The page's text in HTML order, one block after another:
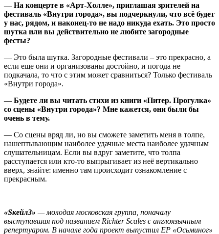
— На концерте в «Арт-Холле», приглашая зрителей на
фестиваль «Внутри города», вы подчеркнули, что всё будет
у нас, рядом, и наконец-то не надо никуда ехать. Это просто
шутка или вы действительно не любите загородные
фесты?
— Это была шутка. Загородные фестивали – это прекрасно, а
если еще они и организованы достойно, и погода не
подкачала, то что с этим может сравниться? Только фестиваль
«Внутри города».
— Будете ли вы читать стихи из книги «Питер. Прогулка»
со сцены «Внутри города»? Мне кажется, они были бы
очень в тему.
— Со сцены вряд ли, но вы сможете заметить меня в толпе,
нашептывающим наиболее удачные места наиболее удачным
слушательницам. Если вы вдруг заметите, что толпа
расступается или кто-то выпрыгивает из неё вертикально
вверх, знайте: именно там происходит ознакомление с
прекрасным.
«SкейлЗ» — молодая московская группа, поначалу
выступавшая под названием Richter Scales с англоязычным
репертуаром. В начале года проект выпустил EP «Осьминог»